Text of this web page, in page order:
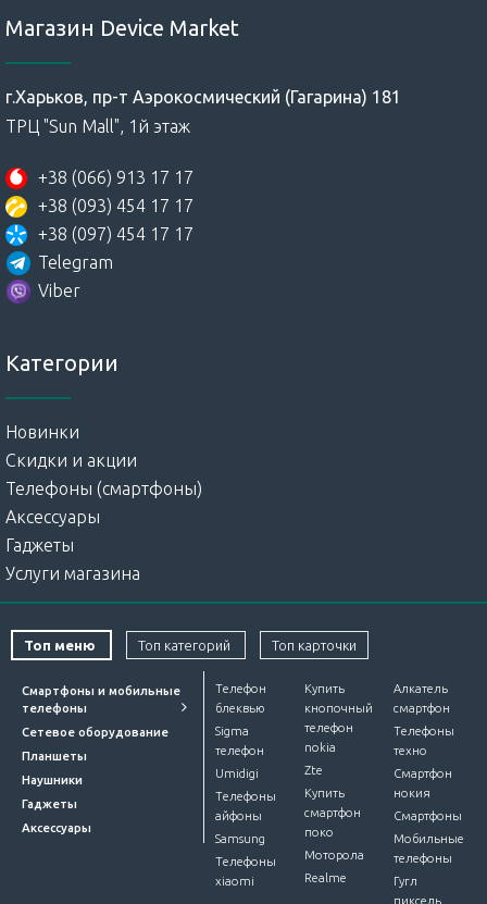
Магазин Device Market
г.Харьков, пр-т Аэрокосмический (Гагарина) 181
ТРЦ "Sun Mall", 1й этаж
+38 (066) 913 17 17
+38 (093) 454 17 17
+38 (097) 454 17 17
Telegram
Viber
Категории
Новинки
Скидки и акции
Телефоны (смартфоны)
Аксессуары
Гаджеты
Услуги магазина
Топ меню Топ категорий Топ карточки
Смартфоны и мобильные
телефоны
Сетевое оборудование
Планшеты
Наушники
Гаджеты
Аксессуары
Телефон
блеквью
Sigma
телефон
Umidigi
Телефоны
айфоны
Samsung
Телефоны
xiaomi
Купить
кнопочный
телефон
nokia
Zte
Купить
смартфон
поко
Моторола
Realme
Алкатель
смартфон
Телефоны
техно
Смартфон
нокия
Смартфоны
Мобильные
телефоны
Гугл
пиксель